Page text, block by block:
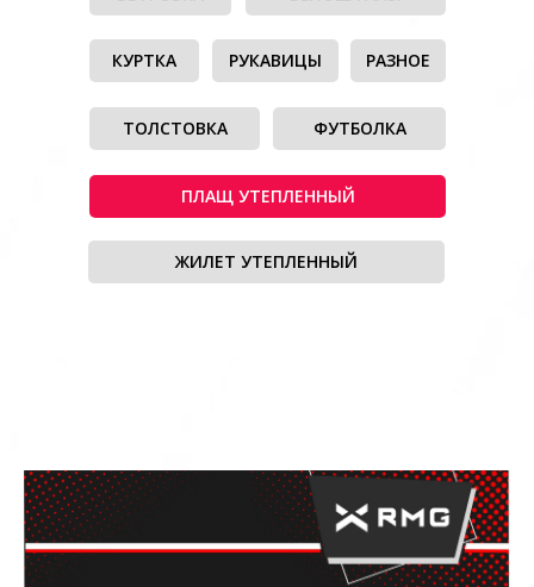
ТОЛСТОВКА
КУРТКА РУКАВИЦЫ
ФУТБОЛКА
ПЛАЩ УТЕПЛЕННЫЙ
ЖИЛЕТ УТЕПЛЕННЫЙ
РАЗНОЕ